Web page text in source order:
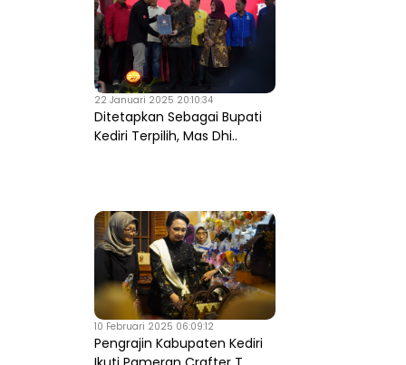
22 Januari 2025 20:10:34
Ditetapkan Sebagai Bupati
Kediri Terpilih, Mas Dhi..
10 Februari 2025 06:09:12
Pengrajin Kabupaten Kediri